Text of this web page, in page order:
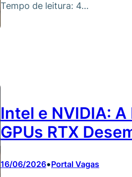
Tempo de leitura: 4…
Intel e NVIDIA:
GPUs RTX
16/06/2026•Portal Vagas